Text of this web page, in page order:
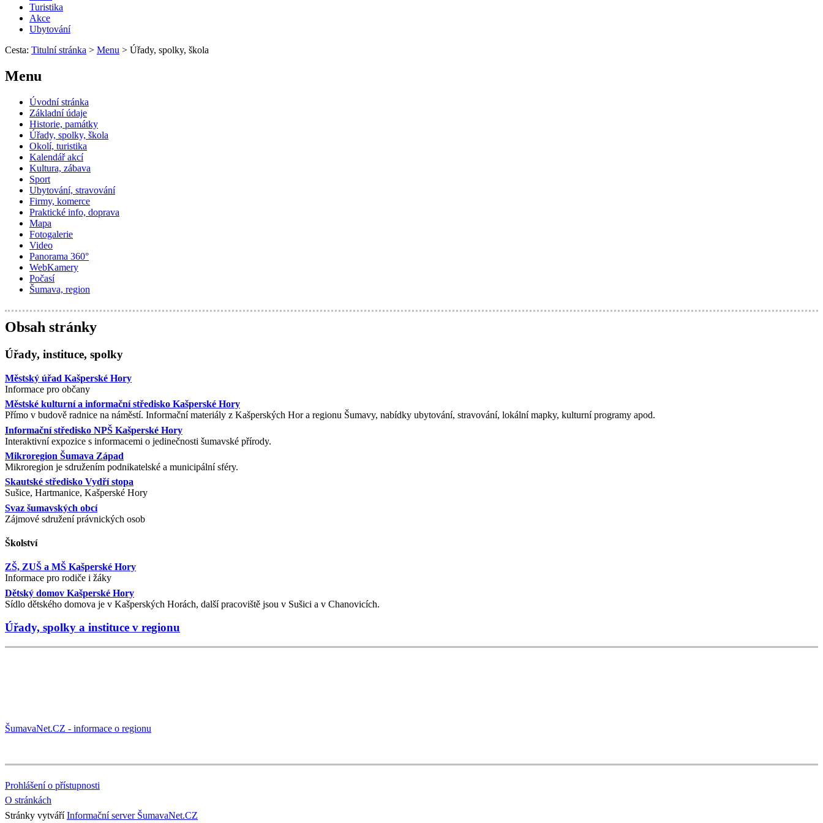
Turistika
Akce
Ubytování
Cesta: Titulní stránka > Menu > Úřady, spolky, škola
Menu
Úvodní stránka
Základní údaje
Historie, památky
Úřady, spolky, škola
Okolí, turistika
Kalendář akcí
Kultura, zábava
Sport
Ubytování, stravování
Firmy, komerce
Praktické info, doprava
Mapa
Fotogalerie
Video
Panorama 360°
WebKamery
Počasí
Šumava, region
Obsah stránky
Úřady, instituce, spolky
Městský úřad Kašperské Hory
Informace pro občany
Městské kulturní a informační středisko Kašperské Hory
Přímo v budově radnice na náměstí. Informační materiály z Kašperských Hor a regionu Šumavy, nabídky ubytování, stravování, lokální mapky, kulturní programy apod.
Informační středisko NPŠ Kašperské Hory
Interaktivní expozice s informacemi o jedinečnosti šumavské přírody.
Mikroregion Šumava Západ
Mikroregion je sdružením podnikatelské a municipální sféry.
Skautské středisko Vydří stopa
Sušice, Hartmanice, Kašperské Hory
Svaz šumavských obcí
Zájmové sdružení právnických osob
Školství
ZŠ, ZUŠ a MŠ Kašperské Hory
Informace pro rodiče i žáky
Dětský domov Kašperské Hory
Sídlo dětského domova je v Kašperských Horách, další pracoviště jsou v Sušici a v Chanovicích.
Úřady, spolky a instituce v regionu
ŠumavaNet.CZ - informace o regionu
Prohlášení o přístupnosti
O stránkách
Stránky vytváříInformační server ŠumavaNet.CZ